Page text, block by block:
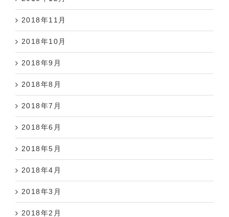
2018年11月
2018年10月
2018年9月
2018年8月
2018年7月
2018年6月
2018年5月
2018年4月
2018年3月
2018年2月